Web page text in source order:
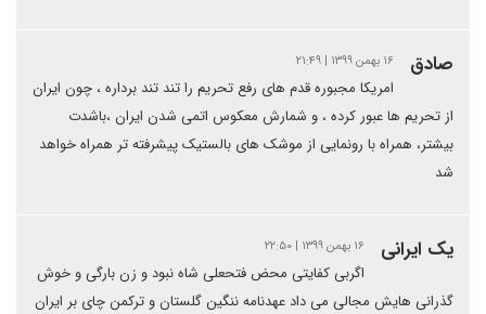
صادق ۱۶ بهمن ۱۳۹۹ | ۲۱:۴۹
امریکا مجبوره قدم های رفع تحریم را تند تند برداره ، چون ایران
از تحریم ها عبور کرده ، و شمارش معکوس اتمی شدن ایران ،باشدت
بیشتر، همراه با رونمایی از موشک های بالستیک پیشرفته تر همراه خواهد
شد
یک ایرانی ۱۶ بهمن ۱۳۹۹ | ۲۲:۵۰
اگربی کفایتی محض فتحعلی شاه نبود و زن بارگی و خوش
گذرانی هایش مجالی می داد عهدنامه ننگین گلستان و ترکمن چای بر ایران